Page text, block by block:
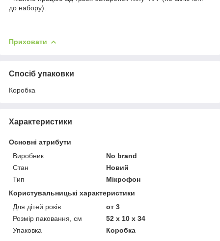
до набору).
Приховати
Спосіб упаковки
Коробка
Характеристики
Основні атрибути
Виробник
No brand
Стан
Новий
Тип
Мікрофон
Користувальницькі характеристики
Для дітей років
от 3
Розмір паковання, см
52 x 10 x 34
Упаковка
Коробка